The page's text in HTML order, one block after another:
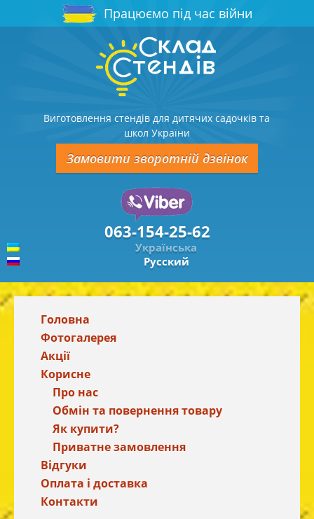
Працюємо під час війни
Виготовлення стендів для дитячих садочків та
школ України
Замовити зворотній дзвінок
063-154-25-62
Українська
Русский
Головна
Фотогалерея
Акції
Корисне
Про нас
Обмін та повернення товару
Як купити?
Приватне замовлення
Відгуки
Оплата і доставка
Контакти